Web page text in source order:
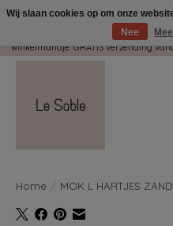
Wij pakken met plezier jouw kadootjes
winkelmandje. GRATIS verzending
Home MOK L HARTJES ZAND
Wij slaan cookies op om onze
Nee